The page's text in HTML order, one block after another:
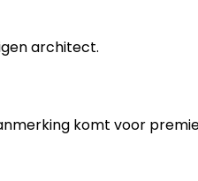
architect.
komt voor